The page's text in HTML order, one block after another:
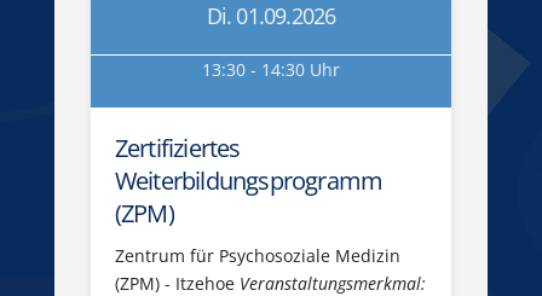
Di. 01.09.2026
13:30 - 14:30 Uhr
Zertifiziertes
Weiterbildungsprogramm
(ZPM)
Zentrum für Psychosoziale Medizin
(ZPM) - Itzehoe Veranstaltungsmerkmal: